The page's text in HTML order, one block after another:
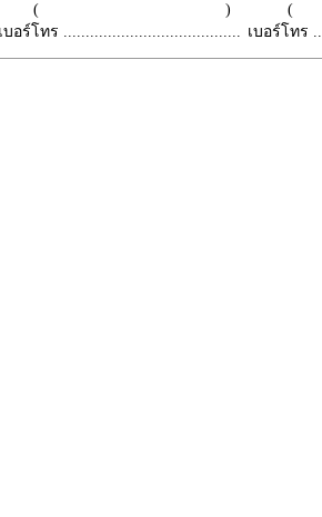
( )
เบอร์โทร ........................................ เบอร์โทร